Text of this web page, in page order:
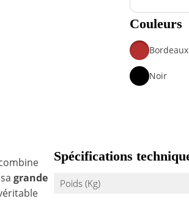
Couleurs
Bordeaux
Noir
grande
Spécifications
Poids (Kg)